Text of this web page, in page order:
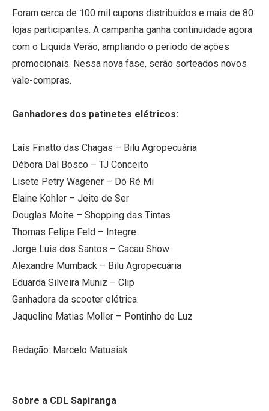
Foram cerca de 100 mil cupons distribuídos e mais de 80
lojas participantes. A campanha ganha continuidade agora
com o Liquida Verão, ampliando o período de ações
promocionais. Nessa nova fase, serão sorteados novos
vale-compras.
Ganhadores dos patinetes elétricos:
Laís Finatto das Chagas – Bilu Agropecuária
Débora Dal Bosco – TJ Conceito
Lisete Petry Wagener – Dó Ré Mi
Elaine Kohler – Jeito de Ser
Douglas Moite – Shopping das Tintas
Thomas Felipe Feld – Integre
Jorge Luis dos Santos – Cacau Show
Alexandre Mumback – Bilu Agropecuária
Eduarda Silveira Muniz – Clip
Ganhadora da scooter elétrica:
Jaqueline Matias Moller – Pontinho de Luz
Redação: Marcelo Matusiak
Sobre a CDL Sapiranga